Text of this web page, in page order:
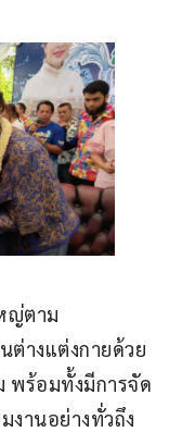
ญ่ตาม
ต่างแต่งกายด้วย
พร้อมทั้งมีการจัด
งานอย่างทั่วถึง